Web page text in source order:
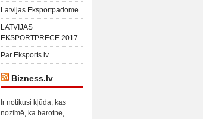
Latvijas Eksportpadome
LATVIJAS
EKSPORTPRECE 2017
Par Eksports.lv
Bizness.lv
Ir notikusi kļūda, kas
nozīmē, ka barotne,